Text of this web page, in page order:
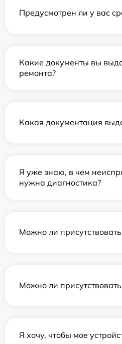
Предусмотрен ли у вас
Какие документы вы
ремонта?
Какая документация
Я уже знаю, в чем
нужна диагностика?
Можно ли
Можно ли
Я хочу, чтобы мое